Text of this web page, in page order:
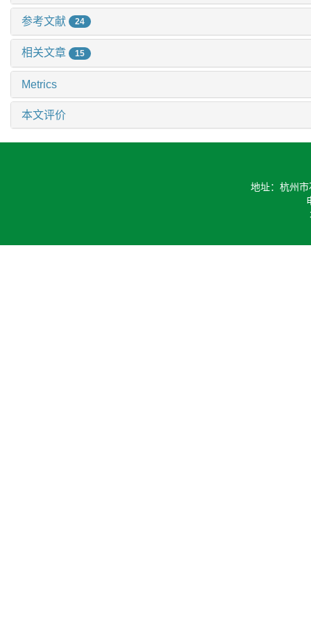
参考文献 24
相关文章 15
Metrics
本文评价
地址：杭州